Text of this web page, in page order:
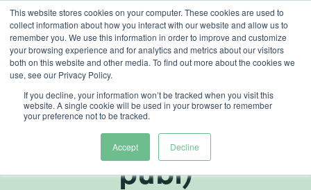
This website stores cookies on your computer. These cookies are used to
collect information about how you interact with our website and allow us to
remember you. We use this information in order to improve and customize
your browsing experience and for analytics and metrics about our visitors
both on this website and other media. To find out more about the cookies we
use, see our Privacy Policy.
If you decline, your information won’t be tracked when you visit this
website. A single cookie will be used in your browser to remember
your preference not to be tracked.
Accept Decline
Ga
naar
inhoud
Jaarverslag 2017,
Heliospectra AB (
publ)